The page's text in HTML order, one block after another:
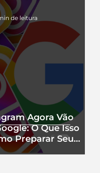
Agora Vão
O Que Isso
Preparar Seu
de leitura